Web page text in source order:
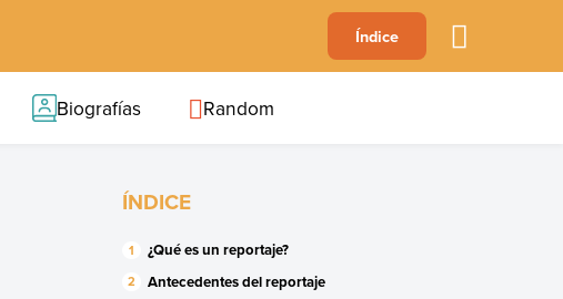
B C F
Índice
Biografías Random
ÍNDICE
¿Qué es un reportaje?
Antecedentes del reportaje